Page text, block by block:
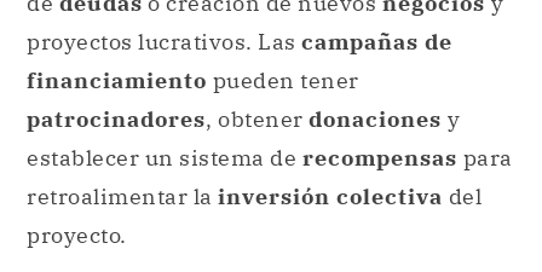
proyectos lucrativos. Las campañas de
financiamiento pueden tener
patrocinadores, obtener donaciones y
establecer un sistema de recompensas para
retroalimentar la inversión colectiva del
proyecto.